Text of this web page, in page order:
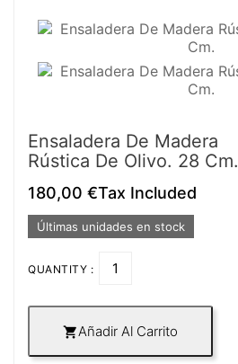
Ensaladera De Madera
Rústica De Olivo. 28 Cm.
180,00 €Tax Included
Últimas unidades en stock
QUANTITY :
Añadir Al Carrito